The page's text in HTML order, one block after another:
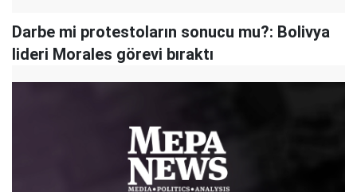
Darbe mi protestoların sonucu mu?: Bolivya
lideri Morales görevi bıraktı